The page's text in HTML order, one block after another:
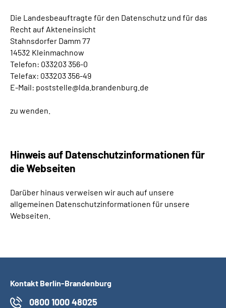
Die Landesbeauftragte für den Datenschutz und für das
Recht auf Akteneinsicht
Stahnsdorfer Damm 77
14532 Kleinmachnow
Telefon: 033203 356-0
Telefax: 033203 356-49
E-Mail: poststelle@lda.brandenburg.de
zu wenden.
Hinweis auf Datenschutzinformationen für
die Webseiten
Darüber hinaus verweisen wir auch auf unsere
allgemeinen Datenschutzinformationen für unsere
Webseiten.
Kontakt Berlin-Brandenburg
0800 1000 48025